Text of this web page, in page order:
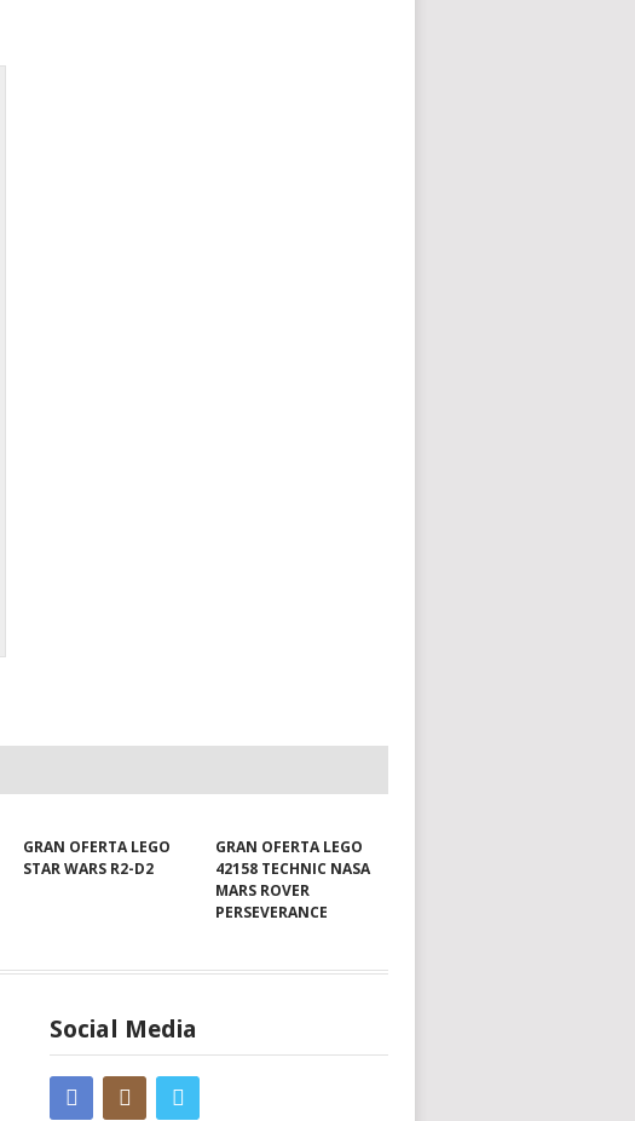
GRAN OFERTA LEGO
STAR WARS R2-D2
GRAN OFERTA LEGO
42158 TECHNIC NASA
MARS ROVER
PERSEVERANCE
Social Media